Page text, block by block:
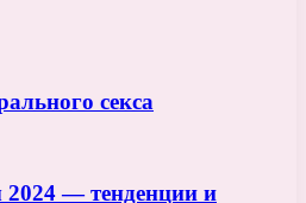
секса
— тенденции и